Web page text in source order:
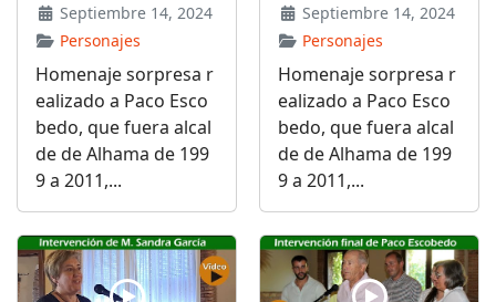
Septiembre 14, 2024
Personajes
Homenaje sorpresa r
ealizado a Paco Esco
bedo, que fuera alcal
de de Alhama de 199
9 a 2011,...
Septiembre 14, 2024
Personajes
Homenaje sorpresa r
ealizado a Paco Esco
bedo, que fuera alcal
de de Alhama de 199
9 a 2011,...